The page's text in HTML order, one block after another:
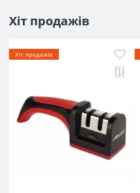
Хіт продажів
Хіт продажів